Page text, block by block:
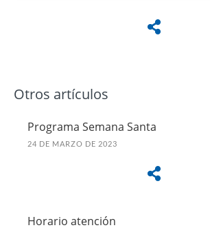
Otros artículos
Programa Semana Santa
24 DE MARZO DE 2023
Horario atención